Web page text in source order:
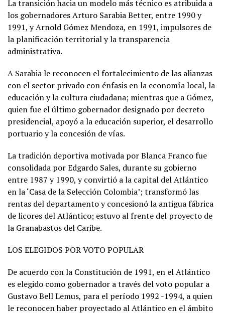
La transición hacia un modelo más técnico es atribuida a
los gobernadores Arturo Sarabia Better, entre 1990 y
1991, y Arnold Gómez Mendoza, en 1991, impulsores de
la planificación territorial y la transparencia
administrativa.
A Sarabia le reconocen el fortalecimiento de las alianzas
con el sector privado con énfasis en la economía local, la
educación y la cultura ciudadana; mientras que a Gómez,
quien fue el último gobernador designado por decreto
presidencial, apoyó a la educación superior, el desarrollo
portuario y la concesión de vías.
La tradición deportiva motivada por Blanca Franco fue
consolidada por Edgardo Sales, durante su gobierno
entre 1987 y 1990, y convirtió a la capital del Atlántico
en la ‘Casa de la Selección Colombia’; transformó las
rentas del departamento y concesionó la antigua fábrica
de licores del Atlántico; estuvo al frente del proyecto de
la Granabastos del Caribe.
LOS ELEGIDOS POR VOTO POPULAR
De acuerdo con la Constitución de 1991, en el Atlántico
es elegido como gobernador a través del voto popular a
Gustavo Bell Lemus, para el período 1992 -1994, a quien
le reconocen haber proyectado al Atlántico en el ámbito